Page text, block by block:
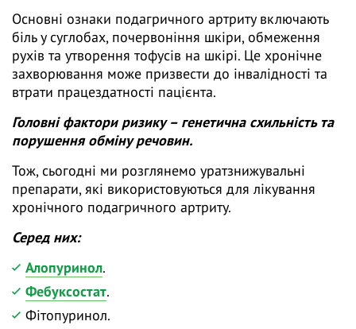
Основні ознаки подагричного артриту включають
біль у суглобах, почервоніння шкіри, обмеження
рухів та утворення тофусів на шкірі. Це хронічне
захворювання може призвести до інвалідності та
втрати працездатності пацієнта.
Головні фактори ризику – генетична схильність та
порушення обміну речовин.
Тож, сьогодні ми розглянемо уратзнижувальні
препарати, які використовуються для лікування
хронічного подагричного артриту.
Серед них:
Алопуринол.
Фебуксостат.
Фітопуринол.